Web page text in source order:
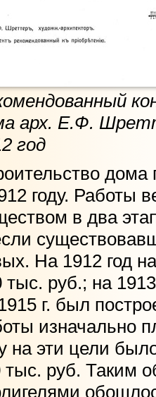
арх. Е.Ф.
год
дома
году. Работы
в два
На 1912 год
тыс. руб.; на
г. был
изначально
на эти цели
тыс. руб. Таким